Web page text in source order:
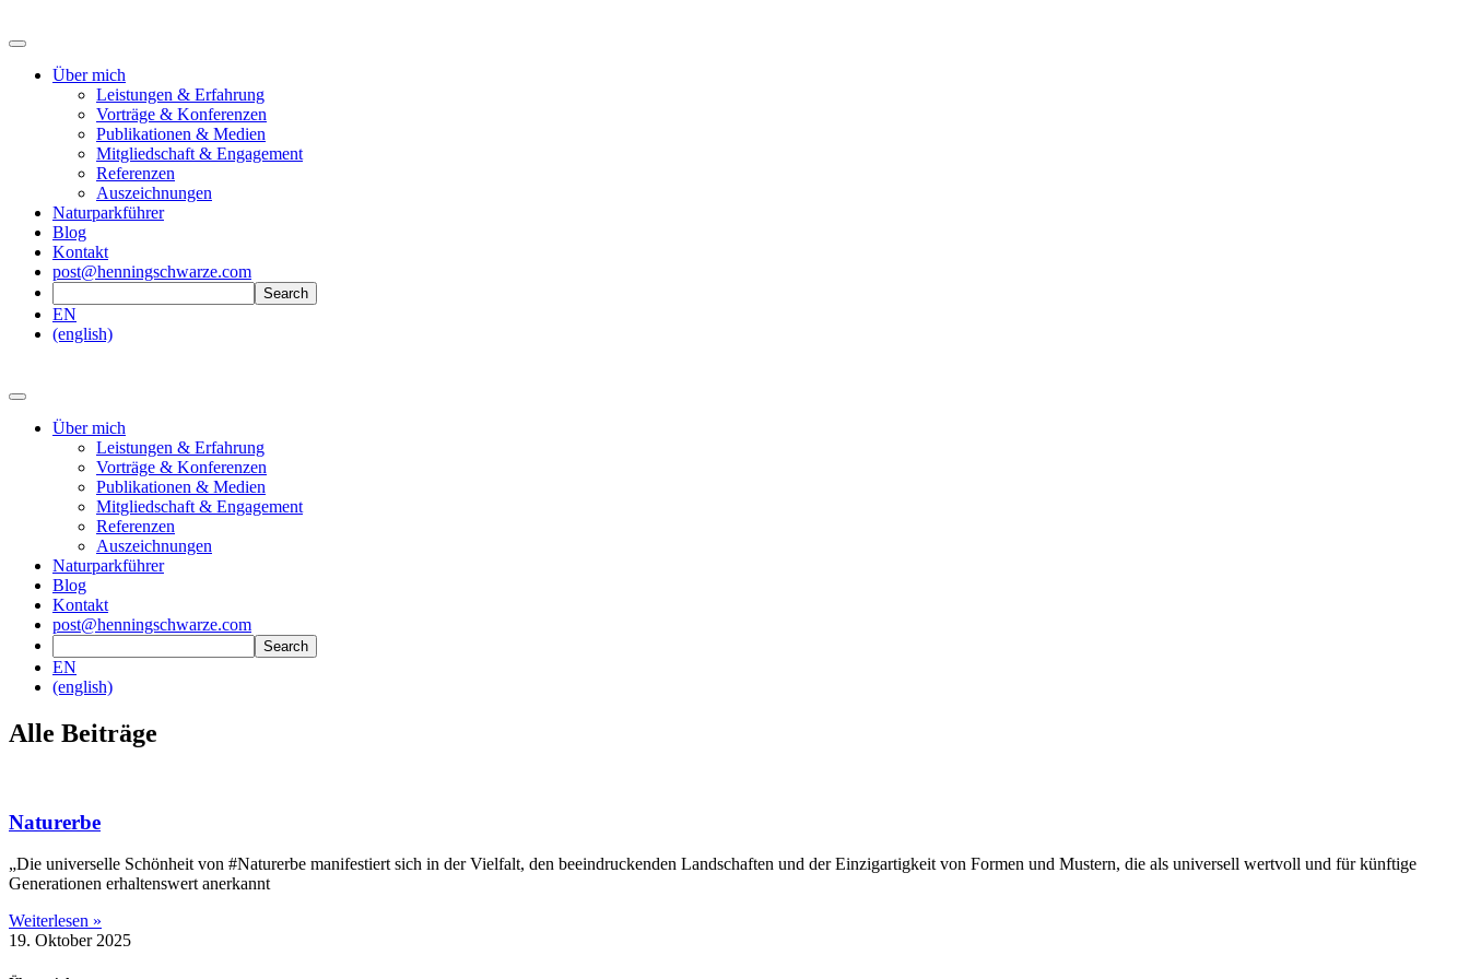
Über mich
Leistungen & Erfahrung
Vorträge & Konferenzen
Publikationen & Medien
Mitgliedschaft & Engagement
Referenzen
Auszeichnungen
Naturparkführer
Blog
Kontakt
post@henningschwarze.com
EN
(english)
Über mich
Leistungen & Erfahrung
Vorträge & Konferenzen
Publikationen & Medien
Mitgliedschaft & Engagement
Referenzen
Auszeichnungen
Naturparkführer
Blog
Kontakt
post@henningschwarze.com
EN
(english)
Alle Beiträge
Naturerbe
„Die universelle Schönheit von #Naturerbe manifestiert sich in der Vielfalt, den beeindruckenden Landschaften und der Einzigartigkeit von Formen und Mustern, die als universell wertvoll und für künftige
Generationen erhaltenswert anerkannt
Weiterlesen »
19. Oktober 2025